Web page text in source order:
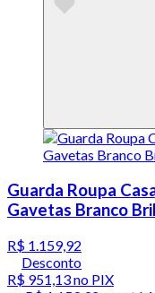
Guarda Roupa
Gavetas Branco
R$ 1.159,92
Desconto
R$ 951,13no PIX